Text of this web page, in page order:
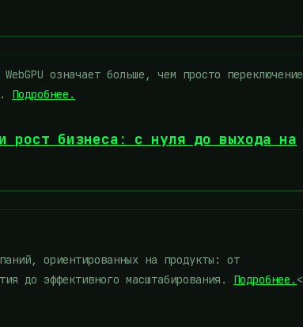
означает больше, чем просто переключение
Подробнее.
рост бизнеса: с нуля до выхода на
ориентированных на продукты: от
до эффективного масштабирования. Подробнее. <